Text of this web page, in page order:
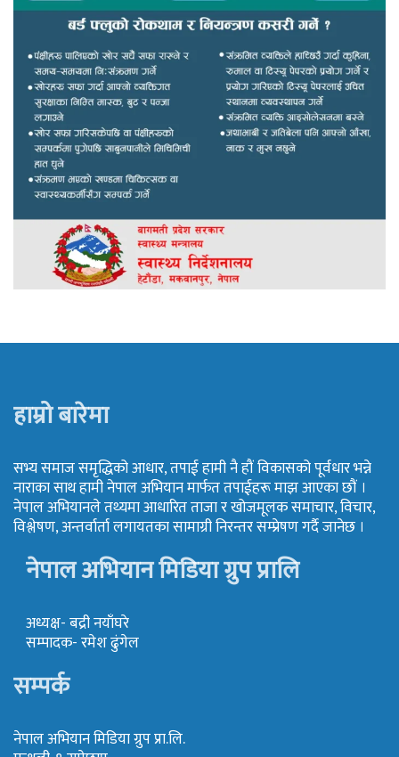
हाम्रो बारेमा
सभ्य समाज समृद्धिको आधार, तपाई हामी नै हौं विकासको पूर्वधार भन्ने
नाराका साथ हामी नेपाल अभियान मार्फत तपाईहरू माझ आएका छौं ।
नेपाल अभियानले तथ्यमा आधारित ताजा र खोजमूलक समाचार, विचार,
विश्लेषण, अन्तर्वार्ता लगायतका सामाग्री निरन्तर सम्प्रेषण गर्दै जानेछ ।
नेपाल अभियान मिडिया ग्रुप प्रालि
अध्यक्ष- बद्री नयाँघरे
सम्पादक- रमेश ढुंगेल
सम्पर्क
नेपाल अभियान मिडिया ग्रुप प्रा.लि.